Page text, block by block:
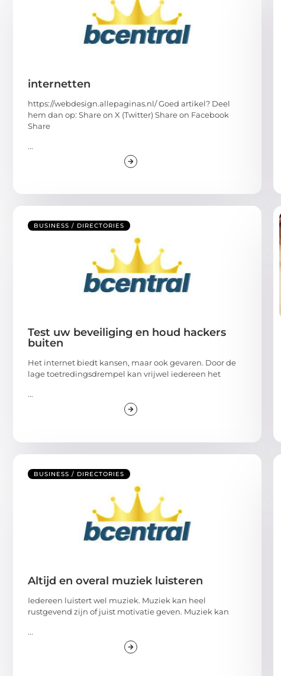
internetten
https://webdesign.allepaginas.nl/ Goed artikel? Deel
hem dan op: Share on X (Twitter) Share on Facebook
Share
...
BUSINESS / DIRECTORIES
Test uw beveiliging en houd hackers
buiten
Het internet biedt kansen, maar ook gevaren. Door de
lage toetredingsdrempel kan vrijwel iedereen het
...
BUSINESS / DIRECTORIES
Altijd en overal muziek luisteren
Iedereen luistert wel muziek. Muziek kan heel
rustgevend zijn of juist motivatie geven. Muziek kan
...